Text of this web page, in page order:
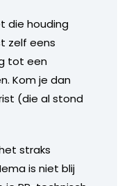
die houding
zelf eens
tot een
Kom je dan
(die al stond
straks
is niet blij